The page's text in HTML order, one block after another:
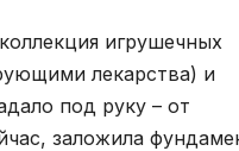
игрушечных
лекарства) и
под руку – от
заложила